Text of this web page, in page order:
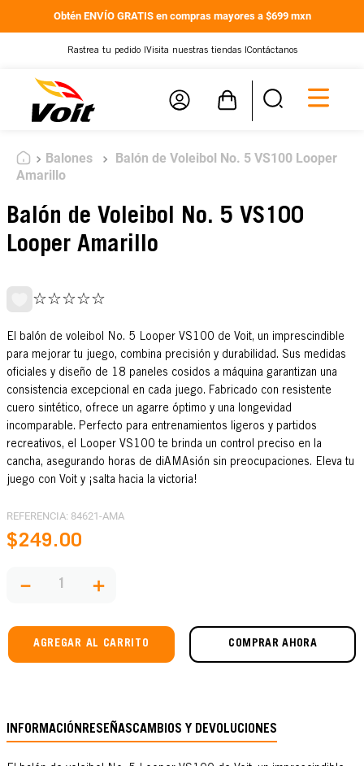
Obtén ENVÍO GRATIS en compras mayores a $699 mxn
Rastrea tu pedido | Visita nuestras tiendas | Contáctanos
Balones
Balón de Voleibol No. 5 VS100 Looper
Amarillo
Balón de Voleibol No. 5 VS100
Looper Amarillo
☆☆☆☆☆
El balón de voleibol No. 5 Looper VS100 de Voit, un imprescindible
para mejorar tu juego, combina precisión y durabilidad. Sus medidas
oficiales y diseño de 18 paneles cosidos a máquina garantizan una
consistencia excepcional en cada juego. Fabricado con resistente
cuero sintético, ofrece un agarre óptimo y una longevidad
incomparable. Perfecto para entrenamientos ligeros y partidos
recreativos, el Looper VS100 te brinda un control preciso en la
cancha, asegurando horas de diAMAsión sin preocupaciones. Eleva tu
juego con Voit y ¡salta hacia la victoria!
REFERENCIA: 84621-AMA
$249.00
＋
－
AGREGAR AL CARRITO COMPRAR AHORA
INFORMACIÓNRESEÑASCAMBIOS Y DEVOLUCIONES